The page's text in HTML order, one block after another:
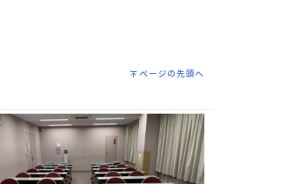
ページの先頭へ